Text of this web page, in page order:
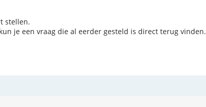
stellen.
je een vraag die al eerder gesteld is direct terug vinden.